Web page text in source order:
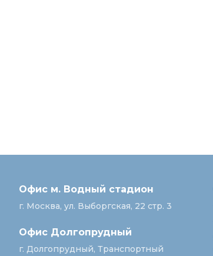
Офис м. Водный стадион
г. Москва, ул. Выборгская, 22 стр. 3
Офис Долгопрудный
г. Долгопрудный, Транспортный